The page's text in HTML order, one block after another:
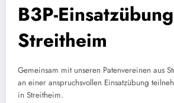
B3P-
Streitheim
Gemeinsam mit unseren Patenvereinen aus
an einer anspruchsvollen Einsatzübung
in Streitheim.